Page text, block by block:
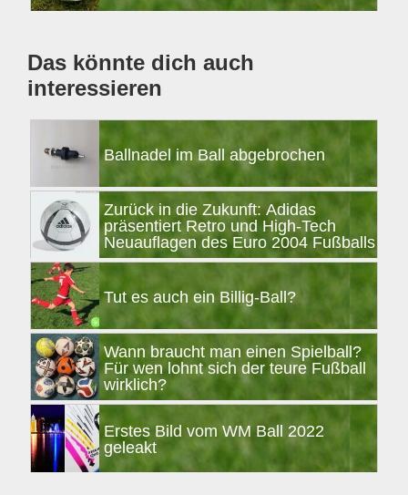
Das könnte dich auch
interessieren
Ballnadel im Ball abgebrochen
Zurück in die Zukunft: Adidas
präsentiert Retro und High-Tech
Neuauflagen des Euro 2004 Fußballs
Tut es auch ein Billig-Ball?
Wann braucht man einen Spielball?
Für wen lohnt sich der teure Fußball
wirklich?
Erstes Bild vom WM Ball 2022
geleakt